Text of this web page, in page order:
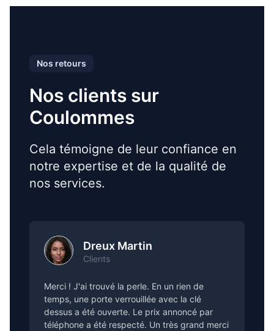
Nos retours
Nos clients sur
Coulommes
Cela témoigne de leur confiance en
notre expertise et de la qualité de
nos services.
Dreux Martin
Clients
Merci ! J'ai trouvé la perle. En un rien de
temps, une porte verrouillée avec la clé
dessus a été ouverte. Le prix annoncé par
téléphone a été respecté. Un très grand merci